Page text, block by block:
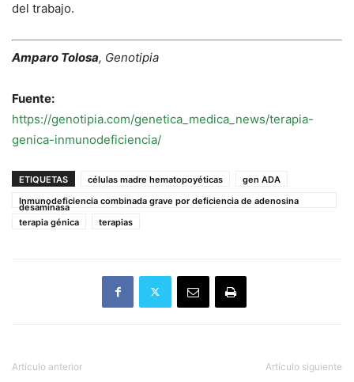
del trabajo.
Amparo Tolosa, Genotipia
Fuente:
https://genotipia.com/genetica_medica_news/terapia-
genica-inmunodeficiencia/
ETIQUETAS células madre hematopoyéticas
gen ADA
Inmunodeficiencia combinada grave por deficiencia de adenosina
desaminasa
terapia génica
terapias
Artículo anterior Artículo siguiente